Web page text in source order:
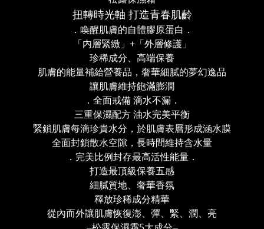
扭轉時光軸 打造青春肌齡
．喚醒肌膚的自體膠原蛋白．
「内層緊緻」 +「外層修護」
珍稀成分、高端保養
肌膚的能量補給營養品，奢華細膩的夢幻逸品
讓肌膚維持飽滿膨潤
．全面戒備 滴水不漏．
三重保濕配方 油水完美平衡
緊鎖肌膚每滴珍貴水分，於肌膚表層形成涵水膜
全面封鎖散水空隙，長時間維持含水量
．完美比例封存最高活性能量．
打造最頂級保養五感
細膩質地、奢華香氛
釋放珍稀成分精華
從內而外讓肌膚恢復澎、彈、緊、潤、亮